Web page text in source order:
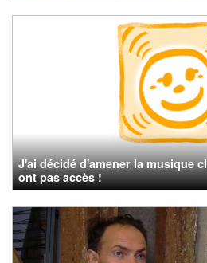
J'ai décidé d'amener la musique
ont pas accès !